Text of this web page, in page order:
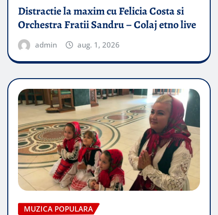
Distractie la maxim cu Felicia Costa si
Orchestra Fratii Sandru – Colaj etno live
admin aug. 1, 2026
MUZICA POPULARA